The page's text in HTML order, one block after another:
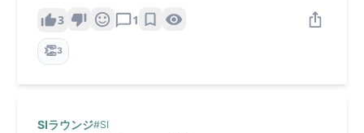
検討する上で外資テック企業
資シニアマネージャー)を招い
3 1
👏3
SIラウンジ#SI